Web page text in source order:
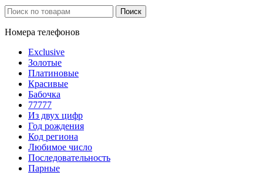
Поиск
Номера телефонов
Exclusive
Золотые
Платиновые
Красивые
Бабочка
77777
Из двух цифр
Год рождения
Код региона
Любимое число
Последовательность
Парные